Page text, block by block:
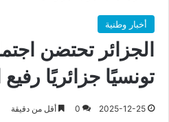
أخبار وطنية
الجزائر تحتضن
تونسيًا جزائريًا
2025-12-25
0 أقل من دقيقة